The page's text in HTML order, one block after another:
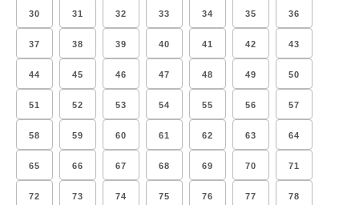
30 31 32 33 34 35 36
37 38 39 40 41 42 43
44 45 46 47 48 49 50
51 52 53 54 55 56 57
58 59 60 61 62 63 64
65 66 67 68 69 70 71
72 73 74 75 76 77 78